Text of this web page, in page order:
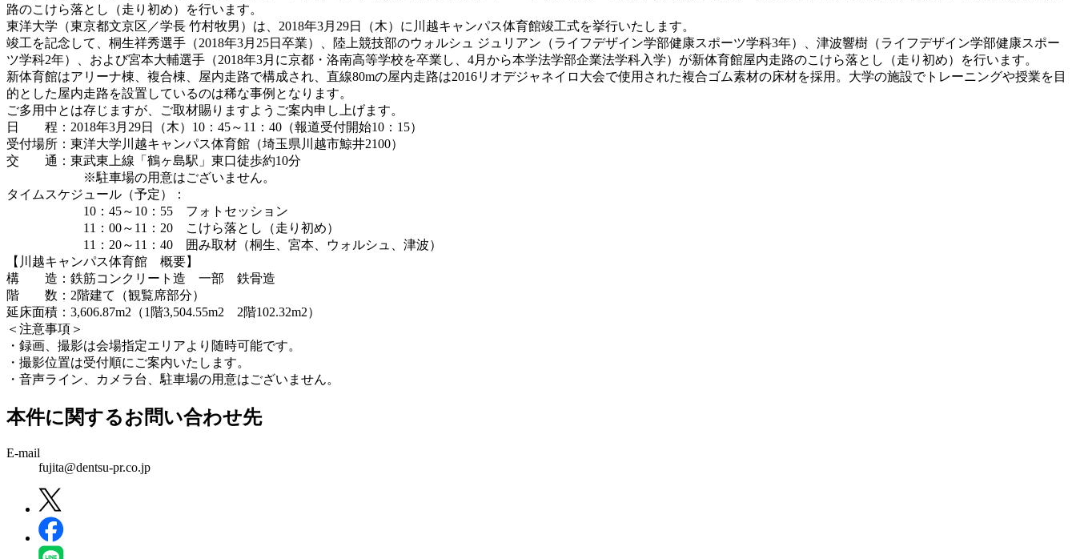
路のこけら落とし（走り初め）を行います。
東洋大学（東京都文京区／学長 竹村牧男）は、2018年3月29日（木）に川越キャンパス体育館竣工式を挙行いたします。
竣工を記念して、桐生祥秀選手（2018年3月25日卒業）、陸上競技部のウォルシュ ジュリアン（ライフデザイン学部健康スポーツ学科3年）、津波響樹（ライフデザイン学部健康スポー
ツ学科2年）、および宮本大輔選手（2018年3月に京都・洛南高等学校を卒業し、4月から本学法学部企業法学科入学）が新体育館屋内走路のこけら落とし（走り初め）を行います。
新体育館はアリーナ棟、複合棟、屋内走路で構成され、直線80mの屋内走路は2016リオデジャネイロ大会で使用された複合ゴム素材の床材を採用。大学の施設でトレーニングや授業を目
的とした屋内走路を設置しているのは稀な事例となります。
ご多用中とは存じますが、ご取材賜りますようご案内申し上げます。
日 程：2018年3月29日（木）10：45～11：40（報道受付開始10：15）
受付場所：東洋大学川越キャンパス体育館（埼玉県川越市鯨井2100）
交 通：東武東上線「鶴ヶ島駅」東口徒歩約10分
※駐車場の用意はございません。
タイムスケジュール（予定）：
10：45～10：55 フォトセッション
11：00～11：20 こけら落とし（走り初め）
11：20～11：40 囲み取材（桐生、宮本、ウォルシュ、津波）
【川越キャンパス体育館 概要】
構 造：鉄筋コンクリート造 一部 鉄骨造
階 数：2階建て（観覧席部分）
延床面積：3,606.87m2（1階3,504.55m2 2階102.32m2）
＜注意事項＞
・録画、撮影は会場指定エリアより随時可能です。
・撮影位置は受付順にご案内いたします。
・音声ライン、カメラ台、駐車場の用意はございません。
本件に関するお問い合わせ先
E-mail
fujita@dentsu-pr.co.jp